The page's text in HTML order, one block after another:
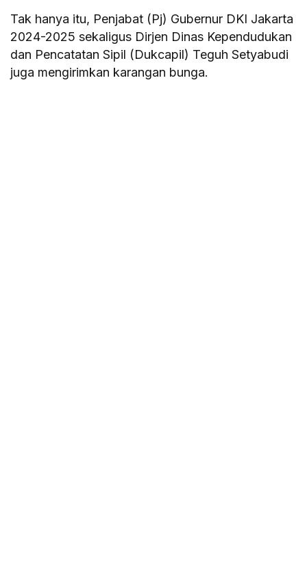
Tak hanya itu, Penjabat (Pj) Gubernur DKI Jakarta
2024-2025 sekaligus Dirjen Dinas Kependudukan
dan Pencatatan Sipil (Dukcapil) Teguh Setyabudi
juga mengirimkan karangan bunga.